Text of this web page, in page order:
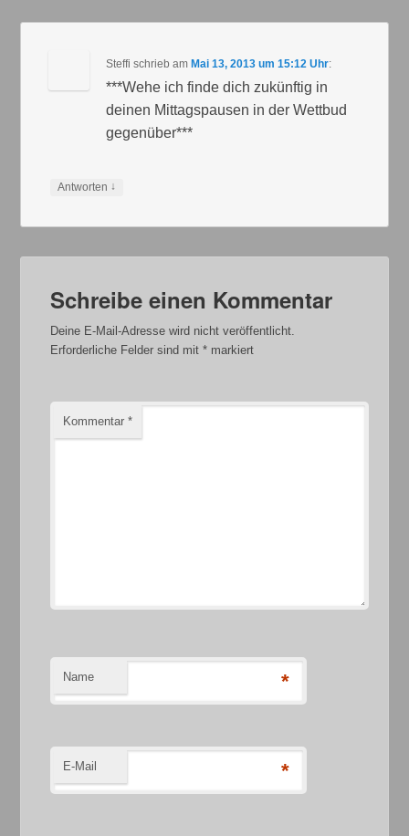
Steffi schrieb amMai 13, 2013 um 15:12 Uhr:
***Wehe ich finde dich zukünftig in
deinen Mittagspausen in der Wettbud
gegenüber***
Antworten ↓
Schreibe einen Kommentar
Deine E-Mail-Adresse wird nicht veröffentlicht.
Erforderliche Felder sind mit* markiert
Kommentar*
Name *
E-Mail *